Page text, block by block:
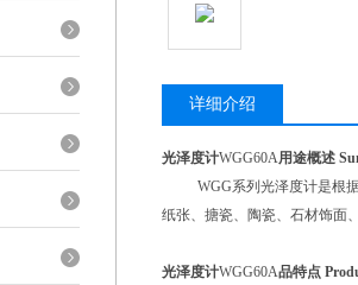
详细介绍
光泽度计WGG60A用途概述
WGG系列光泽度计是根据
纸张、搪瓷、陶瓷、石材饰面
光泽度计WGG60A品特点